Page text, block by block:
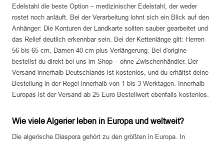
Edelstahl die beste Option – medizinischer Edelstahl, der weder
rostet noch anläuft. Bei der Verarbeitung lohnt sich ein Blick auf den
Anhänger: Die Konturen der Landkarte sollten sauber gearbeitet und
das Relief deutlich erkennbar sein. Bei der Kettenlänge gilt: Herren
56 bis 65 cm, Damen 40 cm plus Verlängerung. Bei d'origine
bestellst du direkt bei uns im Shop – ohne Zwischenhändler. Der
Versand innerhalb Deutschlands ist kostenlos, und du erhältst deine
Bestellung in der Regel innerhalb von 1 bis 3 Werktagen. Innerhalb
Europas ist der Versand ab 25 Euro Bestellwert ebenfalls kostenlos.
Wie viele Algerier leben in Europa und weltweit?
Die algerische Diaspora gehört zu den größten in Europa. In